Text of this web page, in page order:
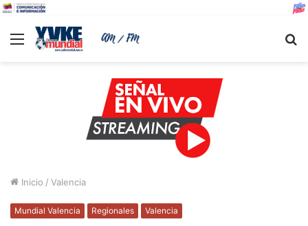
Menu
Inicio / Valencia
Mundial Valencia Regionales Valencia